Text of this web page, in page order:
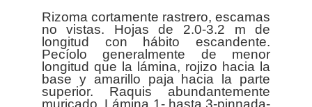
Rizoma cortamente rastrero, escamas
no vistas. Hojas de 2.0-3.2 m de
longitud con hábito escandente.
Pecíolo generalmente de menor
longitud que la lámina, rojizo hacia la
base y amarillo paja hacia la parte
superior. Raquis abundantemente
muricado. Lámina 1- hasta 3-pinnada-